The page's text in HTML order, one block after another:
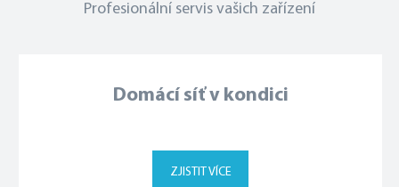
Profesionální servis vašich zařízení
Domácí síť v kondici
ZJISTIT VÍCE